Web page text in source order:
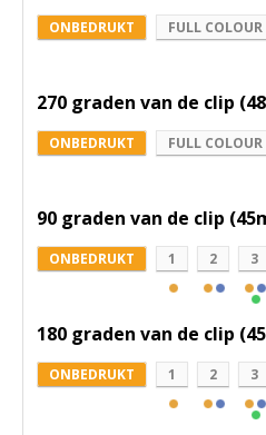
ONBEDRUKT FULL COLOUR
270 graden van de clip
ONBEDRUKT FULL COLOUR
90 graden van de clip
ONBEDRUKT 1 2 3
180 graden van de clip
ONBEDRUKT 1 2 3